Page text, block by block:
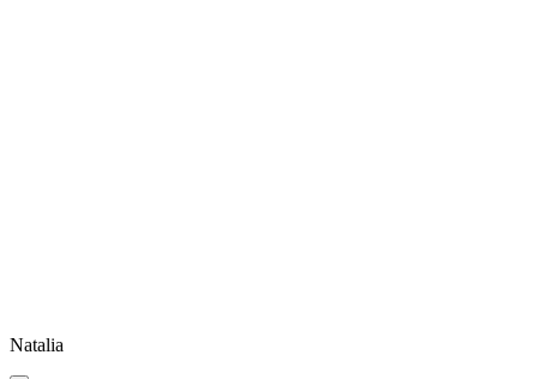
Natalia